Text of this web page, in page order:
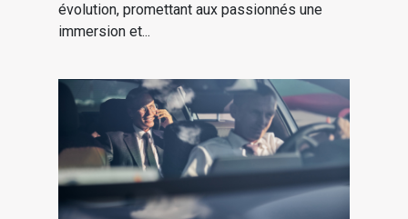
évolution, promettant aux passionnés une
immersion et...